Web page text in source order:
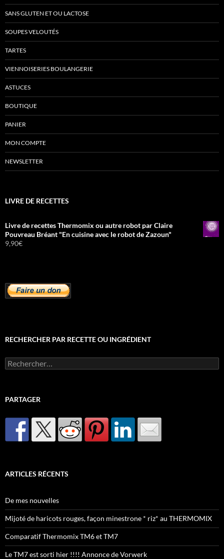
SANS GLUTEN ET OU LACTOSE
SOUPES VELOUTÉS
TARTES
VIENNOISERIES BOULANGERIE
ASTUCES
BOUTIQUE
PANIER
MON COMPTE
NEWSLETTER
LIVRE DE RECETTES
Livre de recettes Thermomix ou autre robot par Claire
Pouvreau Bréant "En cuisine avec le robot de Zazoun"
9,90€
RECHERCHER PAR RECETTE OU INGRÉDIENT
Rechercher :
PARTAGER
ARTICLES RÉCENTS
De mes nouvelles
Mijoté de haricots rouges, façon minestrone * riz* au THERMOMIX
Comparatif Thermomix TM6 et TM7
Le TM7 est sorti hier !!!! Annonce de Vorwerk